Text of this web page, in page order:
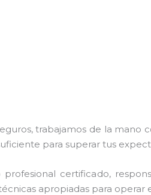
trabajamos de la mano
para superar tus
certificado,
apropiadas para operar